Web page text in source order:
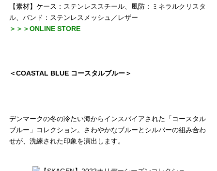
【素材】ケース：ステンレススチール、風防：ミネラルクリスタ
ル、バンド：ステンレスメッシュ／レザー
＞＞＞ONLINE STORE
＜COASTAL BLUE コースタルブルー＞
デンマークの冬の冷たい海からインスパイアされた「コースタル
ブルー」コレクション。さわやかなブルーとシルバーの組み合わ
せが、洗練された印象を演出します。